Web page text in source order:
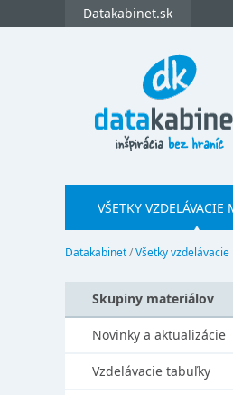
Datakabinet.sk
VŠETKY VZDELÁVACIE
Datakabinet/Všetky
Skupiny materiálov
Novinky a aktualizácie
Vzdelávacie tabuľky